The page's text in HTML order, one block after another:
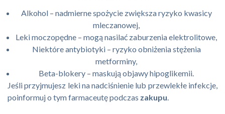
Alkohol – nadmierne spożycie zwiększa ryzyko kwasicy
mleczanowej,
Leki moczopędne – mogą nasilać zaburzenia elektrolitowe,
Niektóre antybiotyki – ryzyko obniżenia stężenia
metforminy,
Beta-blokery – maskują objawy hipoglikemii.
Jeśli przyjmujesz leki na nadciśnienie lub przewlekłe infekcje,
poinformuj o tym farmaceutę podczas zakupu.